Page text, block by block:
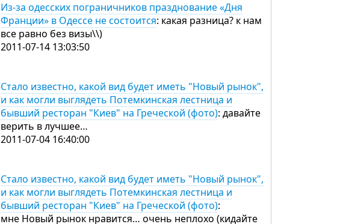
Из-за одесских пограничников празднование «Дня
Франции» в Одессе не состоится: какая разница? к нам
все равно без визы\\)
2011-07-14 13:03:50
Стало известно, какой вид будет иметь "Новый рынок",
и как могли выглядеть Потемкинская лестница и
бывший ресторан "Киев" на Греческой (фото): давайте
верить в лучшее…
2011-07-04 16:40:00
Стало известно, какой вид будет иметь "Новый рынок",
и как могли выглядеть Потемкинская лестница и
бывший ресторан "Киев" на Греческой (фото):
мне Новый рынок нравится… очень неплохо (кидайте